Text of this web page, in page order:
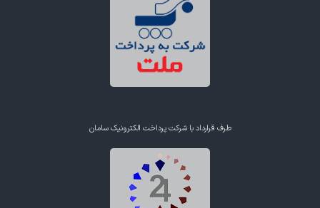
طرف قرارداد با شرکت پرداخت الکترونیک سامان